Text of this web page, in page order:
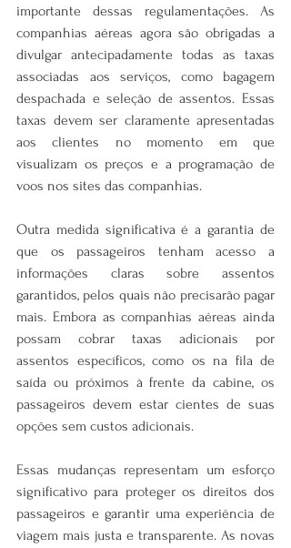
importante dessas regulamentações. As
companhias aéreas agora são obrigadas a
divulgar antecipadamente todas as taxas
associadas aos serviços, como bagagem
despachada e seleção de assentos. Essas
taxas devem ser claramente apresentadas
aos clientes no momento em que
visualizam os preços e a programação de
voos nos sites das companhias.
Outra medida significativa é a garantia de
que os passageiros tenham acesso a
informações claras sobre assentos
garantidos, pelos quais não precisarão pagar
mais. Embora as companhias aéreas ainda
possam cobrar taxas adicionais por
assentos específicos, como os na fila de
saída ou próximos à frente da cabine, os
passageiros devem estar cientes de suas
opções sem custos adicionais.
Essas mudanças representam um esforço
significativo para proteger os direitos dos
passageiros e garantir uma experiência de
viagem mais justa e transparente. As novas